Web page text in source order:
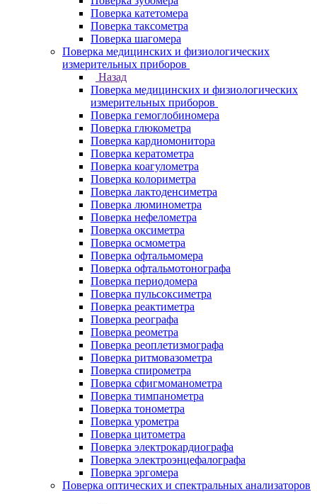
Поверка катетомера
Поверка таксометра
Поверка шагомера
Поверка медицинских и физиологических
измерительных приборов
Назад
Поверка медицинских и физиологических
измерительных приборов
Поверка гемоглобиномера
Поверка глюкометра
Поверка кардиомонитора
Поверка кератометра
Поверка коагулометра
Поверка колориметра
Поверка лактоденсиметра
Поверка люминометра
Поверка нефелометра
Поверка оксиметра
Поверка осмометра
Поверка офтальмомера
Поверка офтальмотонографа
Поверка периодомера
Поверка пульсоксиметра
Поверка реактиметра
Поверка реографа
Поверка реометра
Поверка реоплетизмографа
Поверка ритмовазометра
Поверка спирометра
Поверка сфигмоманометра
Поверка тимпанометра
Поверка тонометра
Поверка урометра
Поверка цитометра
Поверка электрокардиографа
Поверка электроэнцефалографа
Поверка эргомера
Поверка оптических и спектральных анализаторов